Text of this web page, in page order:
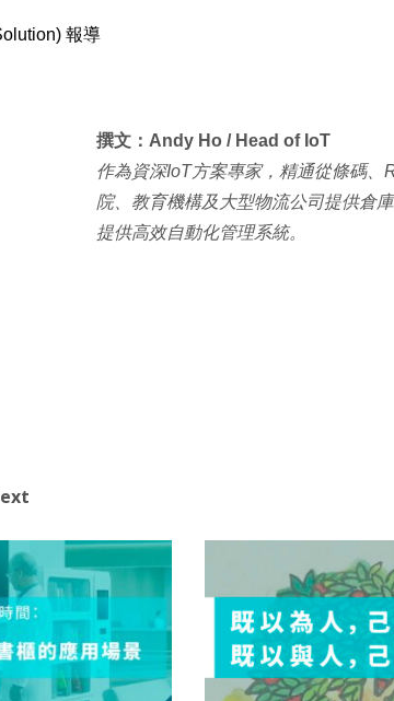
報導
撰文：Andy Ho / Head of IoT
作為資深IoT方案專家，精通從條碼
院、教育機構及大型物流公司提供倉
提供高效自動化管理系統。